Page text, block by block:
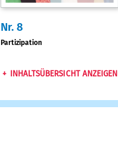
Nr. 8
:
Partizipation
INHALTSÜBERSICHT ANZEIGEN